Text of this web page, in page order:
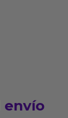
envío